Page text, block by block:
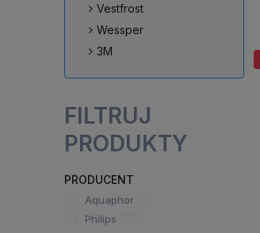
Vestfrost
Wessper
3M
FILTRUJ
PRODUKTY
PRODUCENT
Aquaphor
Philips